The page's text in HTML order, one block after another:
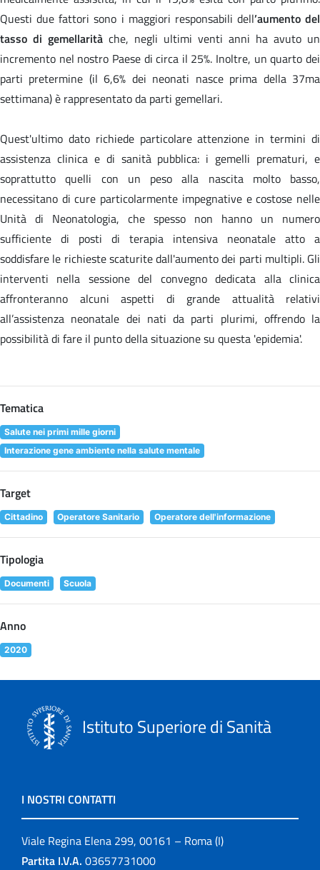
Questi due fattori sono i maggiori responsabili dell’aumento del
tasso di gemellarità che, negli ultimi venti anni ha avuto un
incremento nel nostro Paese di circa il 25%. Inoltre, un quarto dei
parti pretermine (il 6,6% dei neonati nasce prima della 37ma
settimana) è rappresentato da parti gemellari.
Quest'ultimo dato richiede particolare attenzione in termini di
assistenza clinica e di sanità pubblica: i gemelli prematuri, e
soprattutto quelli con un peso alla nascita molto basso,
necessitano di cure particolarmente impegnative e costose nelle
Unità di Neonatologia, che spesso non hanno un numero
sufficiente di posti di terapia intensiva neonatale atto a
soddisfare le richieste scaturite dall'aumento dei parti multipli. Gli
interventi nella sessione del convegno dedicata alla clinica
affronteranno alcuni aspetti di grande attualità relativi
all’assistenza neonatale dei nati da parti plurimi, offrendo la
possibilità di fare il punto della situazione su questa 'epidemia'.
Tematica
Salute nei primi mille giorni
Interazione gene ambiente nella salute mentale
Target
Cittadino Operatore Sanitario Operatore dell'informazione
Tipologia
Documenti Scuola
Anno
2020
Istituto Superiore di Sanità
I NOSTRI CONTATTI
Viale Regina Elena 299, 00161 – Roma (I)
Partita I.V.A. 03657731000